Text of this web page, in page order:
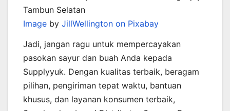
Image by JillWellington on Pixabay
Jadi, jangan ragu untuk mempercayakan
pasokan sayur dan buah Anda kepada
Supplyyuk. Dengan kualitas terbaik, beragam
pilihan, pengiriman tepat waktu, bantuan
khusus, dan layanan konsumen terbaik,